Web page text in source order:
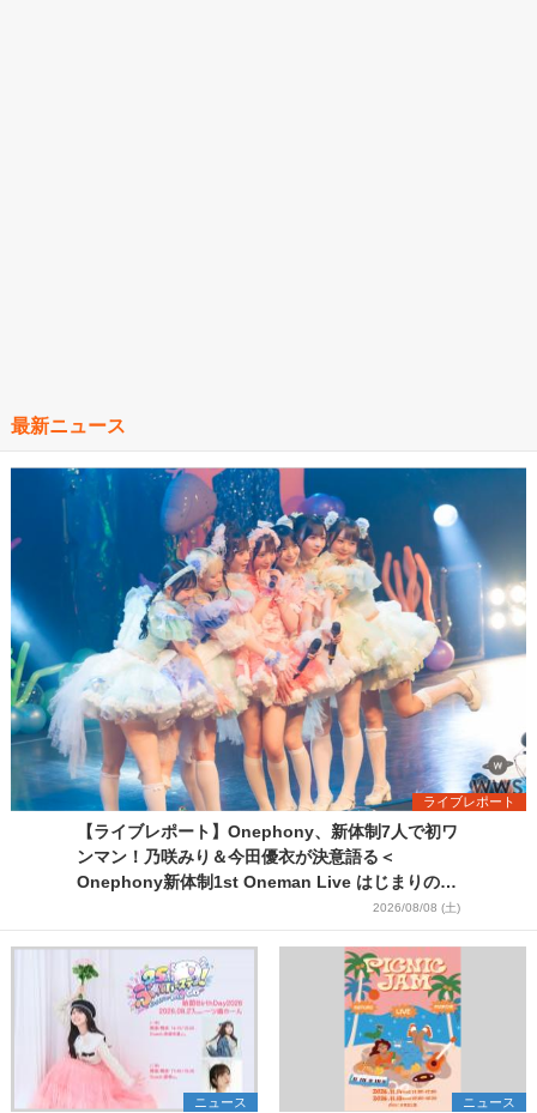
最新ニュース
ライブレポート
【ライブレポート】Onephony、新体制7人で初ワ
ンマン！乃咲みり＆今田優衣が決意語る＜
Onephony新体制1st Oneman Live はじまりの夏
2026/08/08 (土)
ニュース ニュース